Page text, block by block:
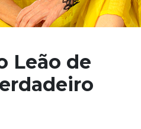
Leão de